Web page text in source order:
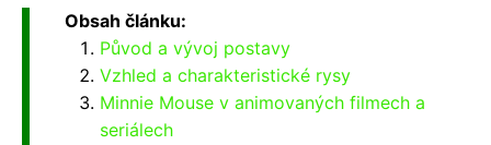
Obsah článku:
Původ a vývoj postavy
Vzhled a charakteristické rysy
Minnie Mouse v animovaných filmech a
seriálech